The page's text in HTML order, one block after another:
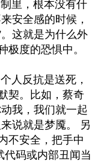
里，根本没有什
安全感的时候，
。这就是为什么外
极度的恐惧中。
人反抗是送死，
契。比如，蔡奇
我，我们就一起
说就是梦魇。 另
不安全，把手中
代码或内部丑闻当